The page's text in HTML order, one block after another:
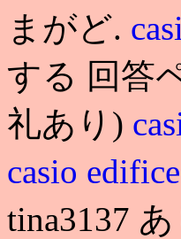
まがど.
する 回答
礼あり)
casio
tina3137